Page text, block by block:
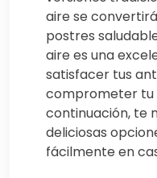
aire se
postres
aire es una
satisfacer tus
comprometer tu
continuación, te
deliciosas
fácilmente en